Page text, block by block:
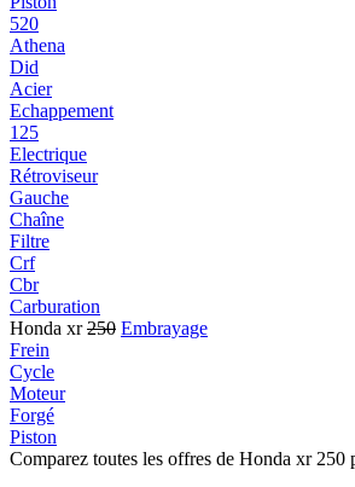
520
Athena
Did
Acier
Echappement
125
Electrique
Rétroviseur
Gauche
Chaîne
Filtre
Crf
Cbr
Carburation
Honda xr250 Embrayage
Frein
Cycle
Moteur
Forgé
Piston
Comparez toutes les offres de Honda xr